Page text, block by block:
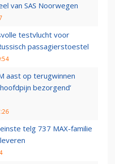
van SAS Noorwegen
testvlucht voor
passagierstoestel
aast op terugwinnen
bezorgend’
telg 737 MAX-familie